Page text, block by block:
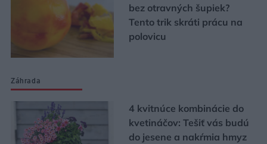
bez otravných šupiek?
Tento trik skráti prácu na
polovicu
Záhrada
4 kvitnúce kombinácie do
kvetináčov: Tešiť vás budú
do jesene a nakŕmia hmyz